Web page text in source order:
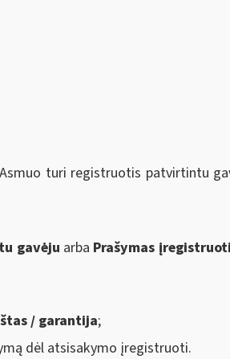
turi registruotis patvirtintu
gavėju arba Prašymas
/ garantija;
dėl atsisakymo įregistruoti.